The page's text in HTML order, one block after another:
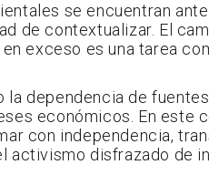
se encuentran
de contextualizar. El
exceso es una tarea
la dependencia de
económicos. En este
con independencia,
activismo disfrazado de